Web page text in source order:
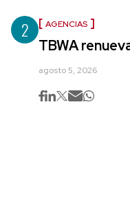
2 AGENCIAS
TBWA
agosto 5, 2026